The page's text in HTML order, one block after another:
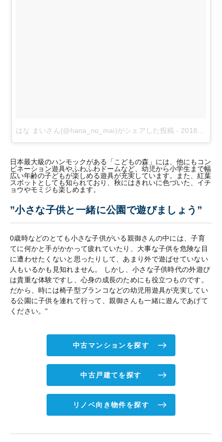
はな まいさん(@hana_no_mai)がシェアした投稿 - 2018年 5月月28日午前1時20分PDT
日本最大級のハンモックがある「こどもの森」には、他にもコン
ビネーション遊具やふわふわドームなど、幼児から小学生まで幅
広い年齢の子どもが楽しめる遊具が充実しています。また、紅葉
スポットとしても知られており、秋にはきれいに色づいた、イチ
ョウやモミジも楽しめます。
”小さな子供と一緒に公園で遊びましょう”
0歳時などのとても小さな子供がいる親御さんの中には、子育
てに何かと手がかかって疲れていたり、大事な子供を危険な目
に遭わせたくないと思ったりして、あまり外で遊ばせていない
人もいるかも見知れません。 しかし、小さな子供時代の外遊び
は貴重な体験ですし、心身の成長のためにも役立つものです。
だから、時には椅子型ブランコなどの幼児用遊具が充実してい
る公園に子供を連れて行って、親御さんも一緒に遊んであげて
ください。"
中古マンションを探す
中古戸建てを探す
リノベ向き物件を探す